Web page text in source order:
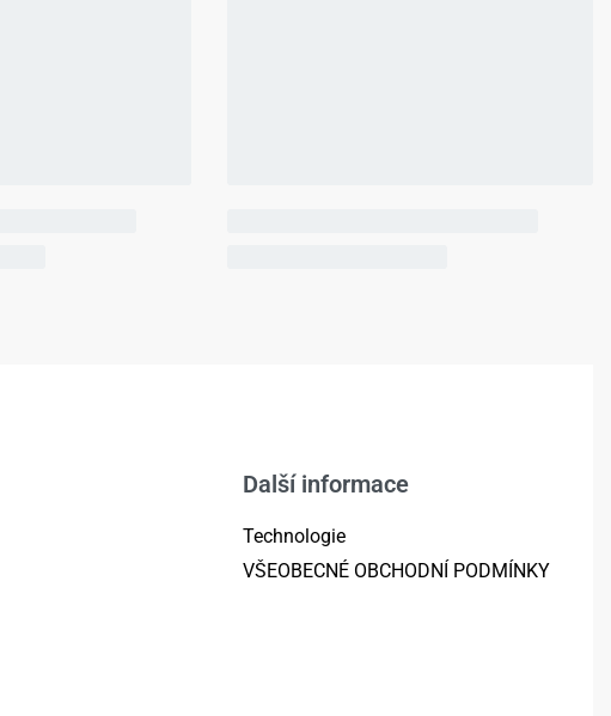
Další informace
Technologie
VŠEOBECNÉ OBCHODNÍ PODMÍNKY